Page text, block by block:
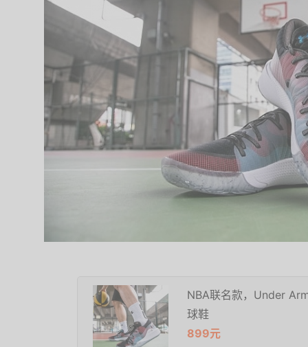
NBA联名款，Under
球鞋
899元